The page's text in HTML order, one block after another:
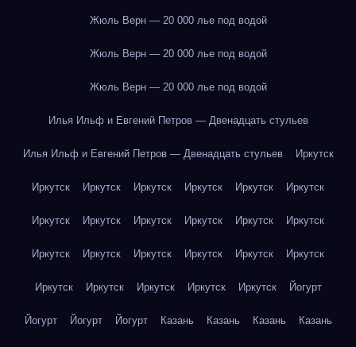
Жюль Верн — 20 000 лье под водой
Жюль Верн — 20 000 лье под водой
Жюль Верн — 20 000 лье под водой
Илья Ильф и Евгений Петров — Двенадцать стульев
Илья Ильф и Евгений Петров — Двенадцать стульев Иркутск
Иркутск Иркутск Иркутск Иркутск Иркутск Иркутск
Иркутск Иркутск Иркутск Иркутск Иркутск Иркутск
Иркутск Иркутск Иркутск Иркутск Иркутск Иркутск
Иркутск Иркутск Иркутск Иркутск Иркутск Йогурт
Йогурт Йогурт Йогурт Казань Казань Казань Казань